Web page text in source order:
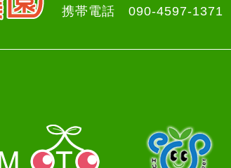
携帯電話 090-4597-1371